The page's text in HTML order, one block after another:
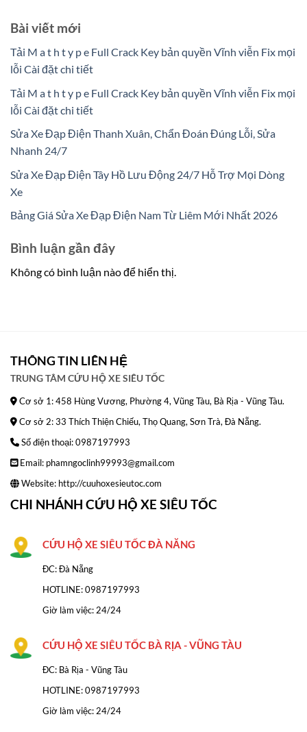
Bài viết mới
Tải M a t h t y p e Full Crack Key bản quyền Vĩnh viễn Fix mọi
lỗi Cài đặt chi tiết
Tải M a t h t y p e Full Crack Key bản quyền Vĩnh viễn Fix mọi
lỗi Cài đặt chi tiết
Sửa Xe Đạp Điện Thanh Xuân, Chẩn Đoán Đúng Lỗi, Sửa
Nhanh 24/7
Sửa Xe Đạp Điện Tây Hồ Lưu Động 24/7 Hỗ Trợ Mọi Dòng
Xe
Bảng Giá Sửa Xe Đạp Điện Nam Từ Liêm Mới Nhất 2026
Bình luận gần đây
Không có bình luận nào để hiển thị.
THÔNG TIN LIÊN HỆ
TRUNG TÂM CỨU HỘ XE SIÊU TỐC
Cơ sở 1: 458 Hùng Vương, Phường 4, Vũng Tàu, Bà Rịa - Vũng Tàu.
Cơ sở 2: 33 Thích Thiện Chiếu, Thọ Quang, Sơn Trà, Đà Nẵng.
Số điện thoại: 0987197993
Email: phamngoclinh99993@gmail.com
Website: http://cuuhoxesieutoc.com
CHI NHÁNH CỨU HỘ XE SIÊU TỐC
CỨU HỘ XE SIÊU TỐC ĐÀ NĂNG
ĐC: Đà Nẵng
HOTLINE:0987197993
Giờ làm việc: 24/24
CỨU HỘ XE SIÊU TỐC BÀ RỊA - VŨNG TÀU
ĐC: Bà Rịa - Vũng Tàu
HOTLINE: 0987197993
Giờ làm việc: 24/24